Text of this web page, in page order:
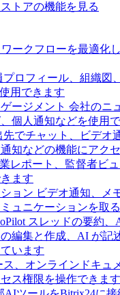
トアの機能を見る
ワークフローを最適化
プロフィール、組織図
用できます
ージメント 会社のニ
個人通知などを使用
先でチャット、ビデオ
知などの機能にアク
レポート、監督者ビ
ます
ョン ビデオ通知、メ
ュニケーションを取
スレッドの要約、
編集と作成、AI が記
います
ス、オンラインドキュ
ス権限を操作できます